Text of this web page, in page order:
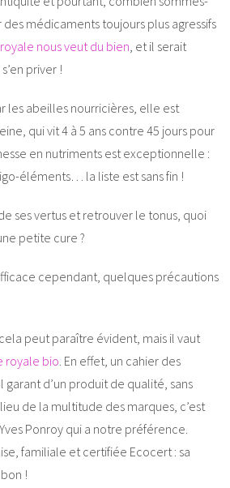
médicaments toujours plus agressifs
nous veut du bien , et il serait
priver !
les abeilles nourricières, elle est
qui vit 4 à 5 ans contre 45 jours pour
en nutriments est exceptionnelle :
éléments… la liste est sans fin !
ses vertus et retrouver le tonus, quoi
petite cure ?
cependant, quelques précautions
peut paraître évident, mais il vaut
royale bio . En effet, un cahier des
garant d’un produit de qualité, sans
de la multitude des marques, c’est
Ponroy qui a notre préférence.
familiale et certifiée Ecocert : sa
!